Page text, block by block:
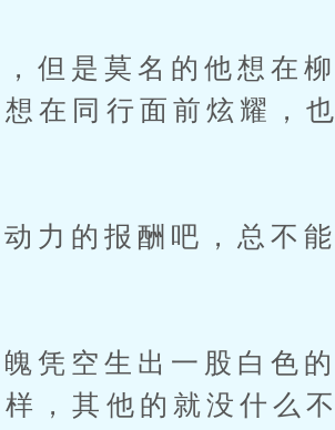
是莫名的他想在柳
在同行面前炫耀，也
的报酬吧，总不能
空生出一股白色的
，其他的就没什么不